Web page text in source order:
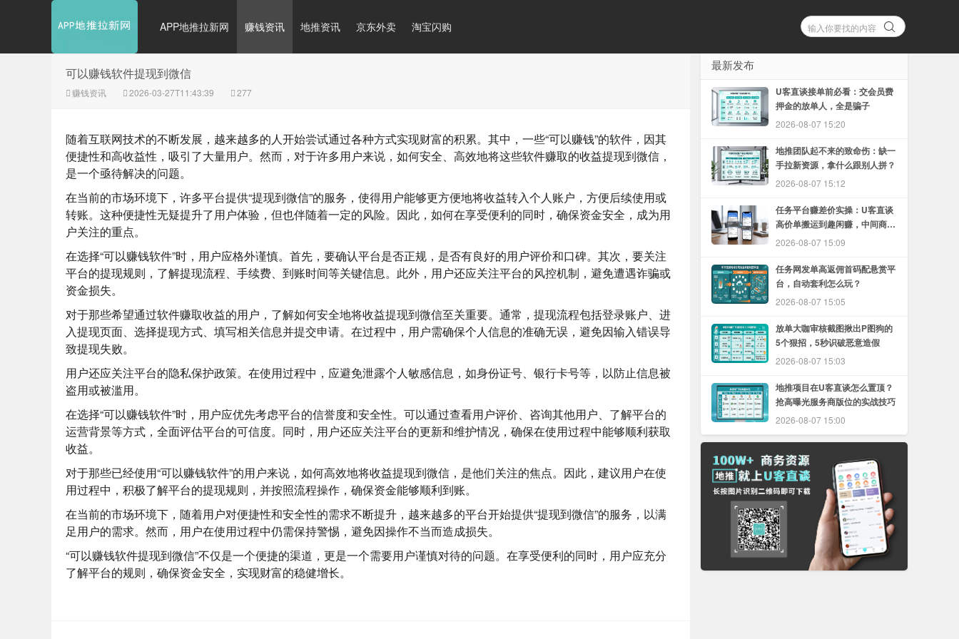
APP地推拉新网 赚钱资讯 地推资讯 京东外卖 淘宝闪购
可以赚钱软件提现到微信
赚钱资讯 2026-03-27T11:43:39 277
随着互联网技术的不断发展，越来越多的人开始尝试通过各种方式实现财富的积累。其中，一些“可以赚钱”的软件，因其
便捷性和高收益性，吸引了大量用户。然而，对于许多用户来说，如何安全、高效地将这些软件赚取的收益提现到微信，
是一个亟待解决的问题。
在当前的市场环境下，许多平台提供“提现到微信”的服务，使得用户能够更方便地将收益转入个人账户，方便后续使用或
转账。这种便捷性无疑提升了用户体验，但也伴随着一定的风险。因此，如何在享受便利的同时，确保资金安全，成为用
户关注的重点。
在选择“可以赚钱软件”时，用户应格外谨慎。首先，要确认平台是否正规，是否有良好的用户评价和口碑。其次，要关注
平台的提现规则，了解提现流程、手续费、到账时间等关键信息。此外，用户还应关注平台的风控机制，避免遭遇诈骗或
资金损失。
对于那些希望通过软件赚取收益的用户，了解如何安全地将收益提现到微信至关重要。通常，提现流程包括登录账户、进
入提现页面、选择提现方式、填写相关信息并提交申请。在过程中，用户需确保个人信息的准确无误，避免因输入错误导
致提现失败。
用户还应关注平台的隐私保护政策。在使用过程中，应避免泄露个人敏感信息，如身份证号、银行卡号等，以防止信息被
盗用或被滥用。
在选择“可以赚钱软件”时，用户应优先考虑平台的信誉度和安全性。可以通过查看用户评价、咨询其他用户、了解平台的
运营背景等方式，全面评估平台的可信度。同时，用户还应关注平台的更新和维护情况，确保在使用过程中能够顺利获取
收益。
对于那些已经使用“可以赚钱软件”的用户来说，如何高效地将收益提现到微信，是他们关注的焦点。因此，建议用户在使
用过程中，积极了解平台的提现规则，并按照流程操作，确保资金能够顺利到账。
在当前的市场环境下，随着用户对便捷性和安全性的需求不断提升，越来越多的平台开始提供“提现到微信”的服务，以满
足用户的需求。然而，用户在使用过程中仍需保持警惕，避免因操作不当而造成损失。
“可以赚钱软件提现到微信”不仅是一个便捷的渠道，更是一个需要用户谨慎对待的问题。在享受便利的同时，用户应充分
了解平台的规则，确保资金安全，实现财富的稳健增长。
最新发布
U客直谈接单前必看：交会员费
押金的放单人，全是骗子
2026-08-07 15:20
地推团队起不来的致命伤：缺一
手拉新资源，拿什么跟别人拼？
2026-08-07 15:12
任务平台赚差价实操：U客直谈
高价单搬运到趣闲赚，中间商怎
么赚
2026-08-07 15:09
任务网发单高返佣首码配悬赏平
台，自动套利怎么玩？
2026-08-07 15:05
放单大咖审核截图揪出P图狗的
5个狠招，5秒识破恶意造假
2026-08-07 15:03
地推项目在U客直谈怎么置顶？
抢高曝光服务商版位的实战技巧
2026-08-07 15:00